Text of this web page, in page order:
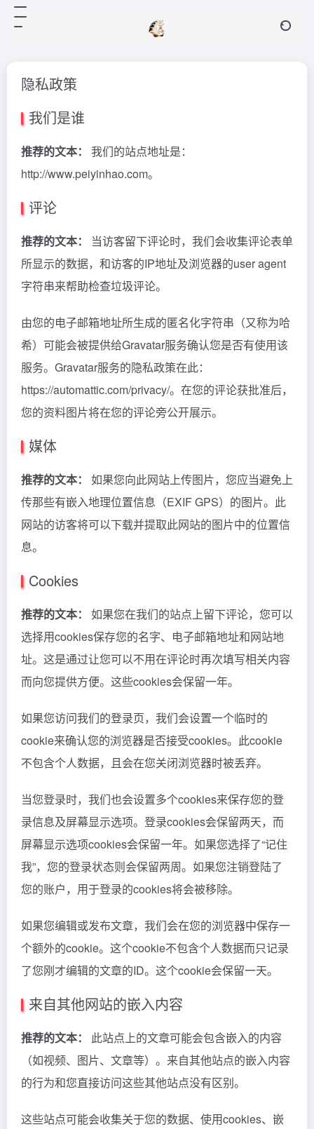
隐私政策
我们是谁
推荐的文本： 我们的站点地址是：
http://www.peiyinhao.com。
评论
推荐的文本： 当访客留下评论时，我们会收集评论表单
所显示的数据，和访客的IP地址及浏览器的user agent
字符串来帮助检查垃圾评论。
由您的电子邮箱地址所生成的匿名化字符串（又称为哈
希）可能会被提供给Gravatar服务确认您是否有使用该
服务。Gravatar服务的隐私政策在此：
https://automattic.com/privacy/。在您的评论获批准后，
您的资料图片将在您的评论旁公开展示。
媒体
推荐的文本： 如果您向此网站上传图片，您应当避免上
传那些有嵌入地理位置信息（EXIF GPS）的图片。此
网站的访客将可以下载并提取此网站的图片中的位置信
息。
Cookies
推荐的文本： 如果您在我们的站点上留下评论，您可以
选择用cookies保存您的名字、电子邮箱地址和网站地
址。这是通过让您可以不用在评论时再次填写相关内容
而向您提供方便。这些cookies会保留一年。
如果您访问我们的登录页，我们会设置一个临时的
cookie来确认您的浏览器是否接受cookies。此cookie
不包含个人数据，且会在您关闭浏览器时被丢弃。
当您登录时，我们也会设置多个cookies来保存您的登
录信息及屏幕显示选项。登录cookies会保留两天，而
屏幕显示选项cookies会保留一年。如果您选择了“记住
我”，您的登录状态则会保留两周。如果您注销登陆了
您的账户，用于登录的cookies将会被移除。
如果您编辑或发布文章，我们会在您的浏览器中保存一
个额外的cookie。这个cookie不包含个人数据而只记录
了您刚才编辑的文章的ID。这个cookie会保留一天。
来自其他网站的嵌入内容
推荐的文本： 此站点上的文章可能会包含嵌入的内容
（如视频、图片、文章等）。来自其他站点的嵌入内容
的行为和您直接访问这些其他站点没有区别。
这些站点可能会收集关于您的数据、使用cookies、嵌